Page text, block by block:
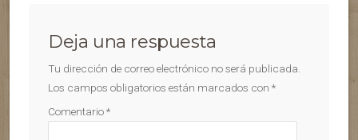
Deja una respuesta
Tu dirección de correo electrónico no será publicada.
Los campos obligatorios están marcados con *
Comentario*